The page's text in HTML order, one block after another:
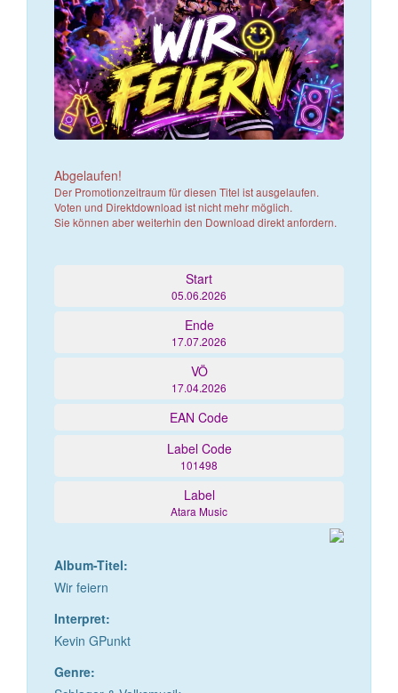
Abgelaufen!
Der Promotionzeitraum für diesen Titel ist ausgelaufen.
Voten und Direktdownload ist nicht mehr möglich.
Sie können aber weiterhin den Download direkt anfordern.
Start
05.06.2026
Ende
17.07.2026
VÖ
17.04.2026
EAN Code
Label Code
101498
Label
Atara Music
Album-Titel:
Wir feiern
Interpret:
Kevin GPunkt
Genre: